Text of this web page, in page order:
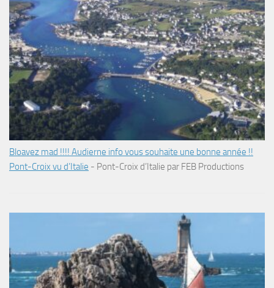
Bloavez mad !!!! Audierne info vous souhaite une bonne année !!
Pont-Croix vu d’Italie - Pont-Croix d’Italie par FEB Productions